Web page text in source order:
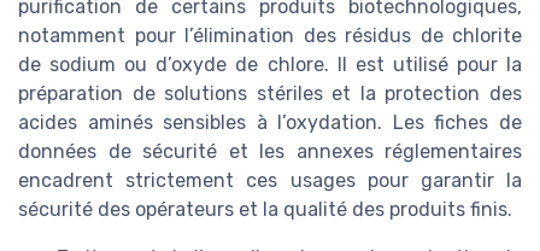
purification de certains produits biotechnologiques,
notamment pour l’élimination des résidus de chlorite
de sodium ou d’oxyde de chlore. Il est utilisé pour la
préparation de solutions stériles et la protection des
acides aminés sensibles à l’oxydation. Les fiches de
données de sécurité et les annexes réglementaires
encadrent strictement ces usages pour garantir la
sécurité des opérateurs et la qualité des produits finis.